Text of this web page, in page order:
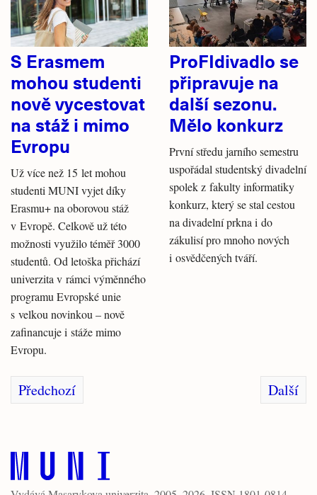
S Erasmem
mohou studenti
nově vycestovat
na stáž i mimo
Evropu
Už více než 15 let mohou
studenti MUNI vyjet díky
Erasmu+ na oborovou stáž
v Evropě. Celkově už této
možnosti využilo téměř 3000
studentů. Od letoška přichází
univerzita v rámci výměnného
programu Evropské unie
s velkou novinkou – nově
zafinancuje i stáže mimo
Evropu.
ProFIdivadlo se
připravuje na
další sezonu.
Mělo konkurz
První středu jarního semestru
uspořádal studentský divadelní
spolek z fakulty informatiky
konkurz, který se stal cestou
na divadelní prkna i do
zákulisí pro mnoho nových
i osvědčených tváří.
Předchozí Další